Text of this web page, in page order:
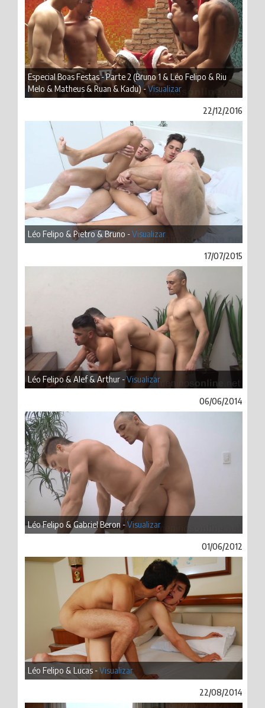
Especial Boas Festas - Parte 2 (Bruno 1 & Léo Felipo & Riu
Melo & Matheus & Ruan & Kadu) -Visualizar
22/12/2016
Léo Felipo & Pietro & Bruno -Visualizar
17/07/2015
Léo Felipo & Alef & Arthur -Visualizar
06/06/2014
Léo Felipo & Gabriel Beron -Visualizar
01/06/2012
Léo Felipo & Lucas -Visualizar
22/08/2014